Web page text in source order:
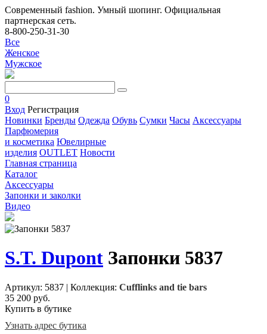
Современный fashion. Умный шопинг. Официальная
партнерская сеть.
8-800-250-31-30
Все
Женское
Мужское
0
Вход Регистрация
Новинки Бренды Одежда Обувь Сумки Часы Аксессуары
Парфюмерия
и косметика Ювелирные
изделия OUTLET Новости
Главная страница
Каталог
Аксессуары
Запонки и заколки
Видео
S.T. Dupont Запонки 5837
Артикул: 5837 | Коллекция: Cufflinks and tie bars
35 200 руб.
Купить в бутике
Узнать адрес бутика